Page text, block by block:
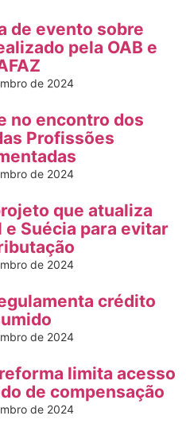
de evento sobre
pela OAB e
de 2024
no encontro dos
Profissões
de 2024
que atualiza
Suécia para evitar
de 2024
crédito
de 2024
limita acesso
de compensação
de 2024